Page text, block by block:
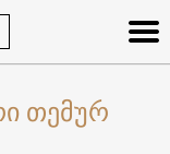
თემურ